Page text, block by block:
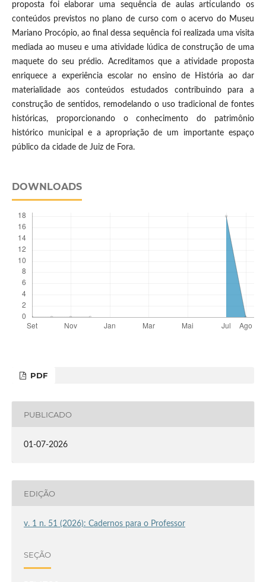
proposta foi elaborar uma sequência de aulas articulando os
conteúdos previstos no plano de curso com o acervo do Museu
Mariano Procópio, ao final dessa sequência foi realizada uma visita
mediada ao museu e uma atividade lúdica de construção de uma
maquete do seu prédio. Acreditamos que a atividade proposta
enriquece a experiência escolar no ensino de História ao dar
materialidade aos conteúdos estudados contribuindo para a
construção de sentidos, remodelando o uso tradicional de fontes
históricas, proporcionando o conhecimento do patrimônio
histórico municipal e a apropriação de um importante espaço
público da cidade de Juiz de Fora.
DOWNLOADS
PDF
PUBLICADO
01-07-2026
EDIÇÃO
v. 1 n. 51 (2026): Cadernos para o Professor
SEÇÃO